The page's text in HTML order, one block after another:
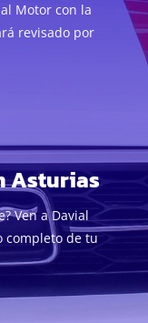
Motor con la
revisado por
Asturias
Ven a Davial
completo de tu